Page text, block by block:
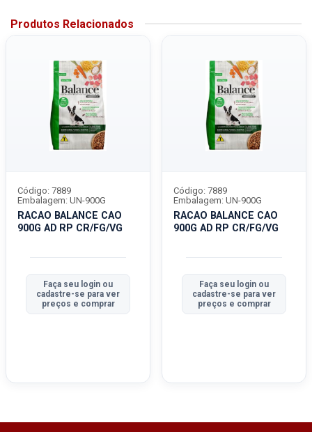
Produtos Relacionados
RACAO BALANCE CAO
900G AD RP CR/FG/VG
Código: 7889
Embalagem: UN-900G
Faça seu login ou
cadastre-se para ver
preços e comprar
RACAO BALANCE CAO
900G AD RP CR/FG/VG
Código: 7889
Embalagem: UN-900G
Faça seu login ou
cadastre-se para ver
preços e comprar